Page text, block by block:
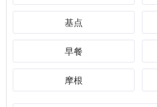
基点
早餐
摩根